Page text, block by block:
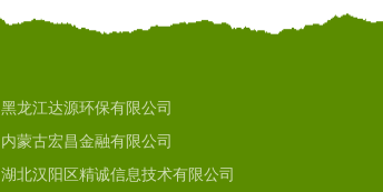
黑龙江达源环保有限公司
内蒙古宏昌金融有限公司
湖北汉阳区精诚信息技术有限公司